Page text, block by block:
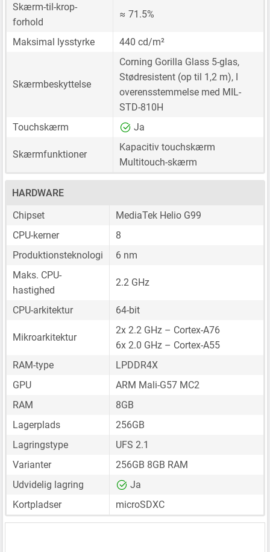
Skærm-til-krop-
forhold
≈ 71.5%
Maksimal lysstyrke 440 cd/m²
Skærmbeskyttelse
Corning Gorilla Glass 5-glas,
Stødresistent (op til 1,2 m), I
overensstemmelse med MIL-
STD-810H
Touchskærm
Ja
Skærmfunktioner
Kapacitiv touchskærm
Multitouch-skærm
HARDWARE
Chipset
MediaTek Helio G99
CPU-kerner
8
Produktionsteknologi
6 nm
Maks. CPU-
hastighed
2.2 GHz
CPU-arkitektur 64-bit
Mikroarkitektur
2x 2.2 GHz – Cortex-A76
6x 2.0 GHz – Cortex-A55
RAM-type
LPDDR4X
GPU
ARM Mali-G57 MC2
RAM
8GB
Lagerplads
256GB
Lagringstype
UFS 2.1
Varianter
256GB 8GB RAM
Udvidelig lagring
Ja
Kortpladser
microSDXC